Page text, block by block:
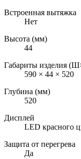
Встроенная вытяжка
Нет
Высота (мм)
44
Габариты изделия
590 × 44 × 520
Глубина (мм)
520
Дисплей
LED красного
Защита от перегрева
Да